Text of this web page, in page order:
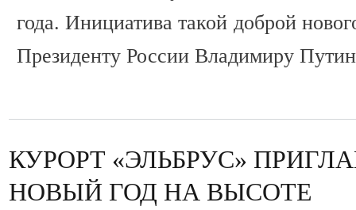
года. Инициатива такой доброй
Президенту России Владимиру
КУРОРТ «ЭЛЬБРУС»
НОВЫЙ ГОД НА ВЫСОТЕ